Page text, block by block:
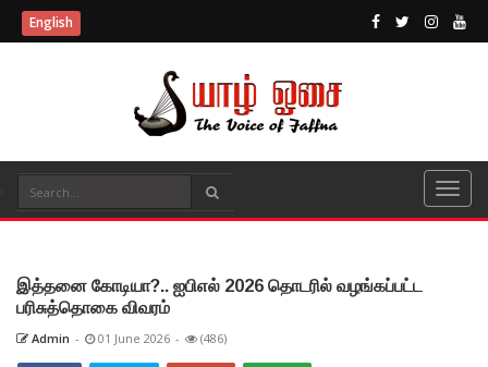
English
இத்தனை கோடியா?.. ஐபிஎல் 2026 தொடரில் வழங்கப்பட்ட
பரிசுத்தொகை விவரம்
Admin - 01 June 2026 - (486)